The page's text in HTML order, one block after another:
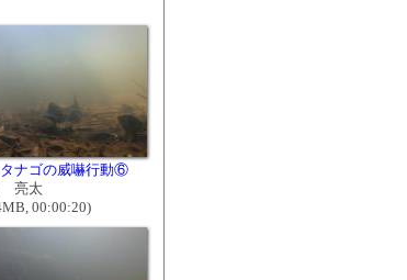
ナゴの威嚇行動⑥
亮太
00:00:20)